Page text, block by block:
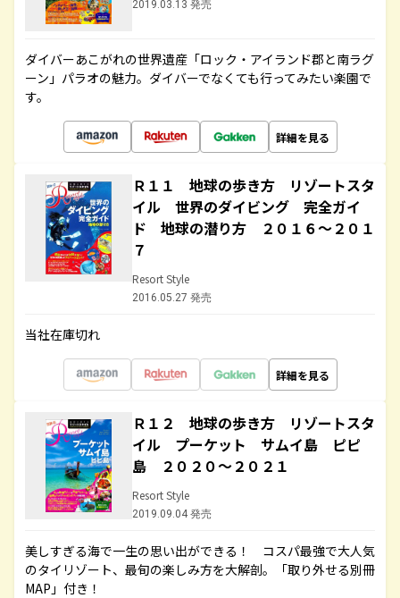
2019.03.13 発売
ダイバーあこがれの世界遺産「ロック・アイランド郡と南ラグ
ーン」パラオの魅力。ダイバーでなくても行ってみたい楽園で
す。
詳細を見る
Ｒ１１ 地球の歩き方 リゾートスタ
イル 世界のダイビング 完全ガイ
ド 地球の潜り方 ２０１６～２０１
７
Resort Style
2016.05.27 発売
当社在庫切れ
詳細を見る
Ｒ１２ 地球の歩き方 リゾートスタ
イル プーケット サムイ島 ピピ
島 ２０２０～２０２１
Resort Style
2019.09.04 発売
美しすぎる海で一生の思い出ができる！ コスパ最強で大人気
のタイリゾート、最旬の楽しみ方を大解剖。「取り外せる別冊
MAP」付き！